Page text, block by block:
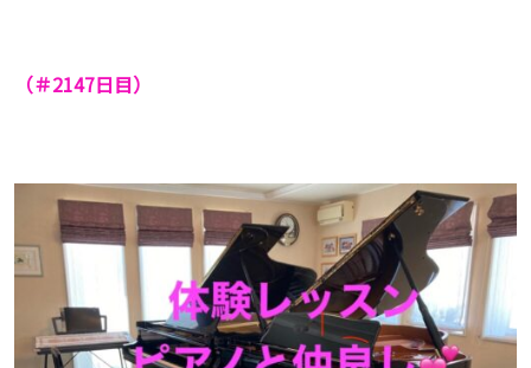
（＃2147日目）